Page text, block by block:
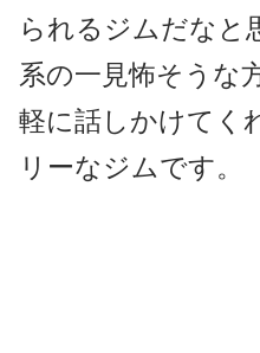
られるジムだなと
系の一見怖そうな
軽に話しかけてく
リーなジムです。